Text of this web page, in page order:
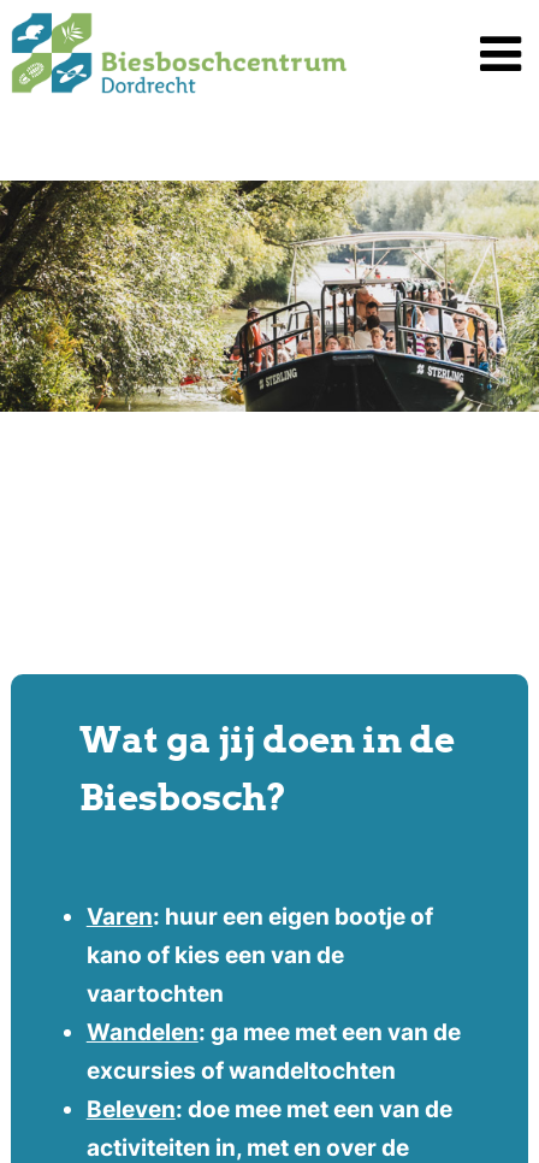
Spring
naar
inhoud
Wat ga jij doen in de
Biesbosch?
Varen: huur een eigen bootje of
kano of kies een van de
vaartochten
Wandelen: ga mee met een van de
excursies of wandeltochten
Beleven: doe mee met een van de
activiteiten in, met en over de